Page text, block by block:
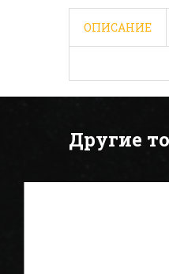
ОПИСАНИЕ
Другие